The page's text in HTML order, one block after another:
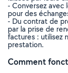
- Conversez avec
pour des
- Du contrat de
par la prise de
factures : utilisez
prestation.
Comment